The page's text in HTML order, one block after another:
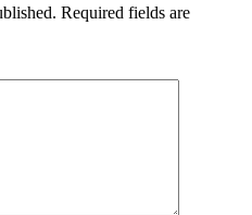
Required fields are